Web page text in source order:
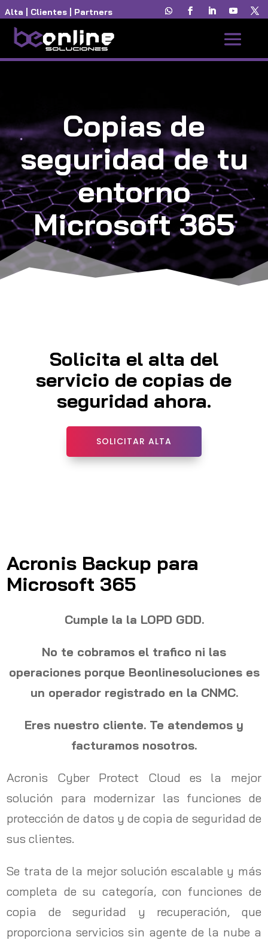
Alta Clientes Partners
Copias de
seguridad de tu
entorno
Microsoft 365
Solicita el alta del
servicio de copias de
seguridad ahora.
SOLICITAR ALTA
Acronis Backup para
Microsoft 365
Cumple la la LOPD GDD.
No te cobramos el trafico ni las
operaciones porque Beonlinesoluciones es
un operador registrado en la CNMC.
Eres nuestro cliente. Te atendemos y
facturamos nosotros.
Acronis Cyber Protect Cloud es la mejor
solución para modernizar las funciones de
protección de datos y de copia de seguridad de
sus clientes.
Se trata de la mejor solución escalable y más
completa de su categoría, con funciones de
copia de seguridad y recuperación, que
proporciona servicios sin agente de la nube a